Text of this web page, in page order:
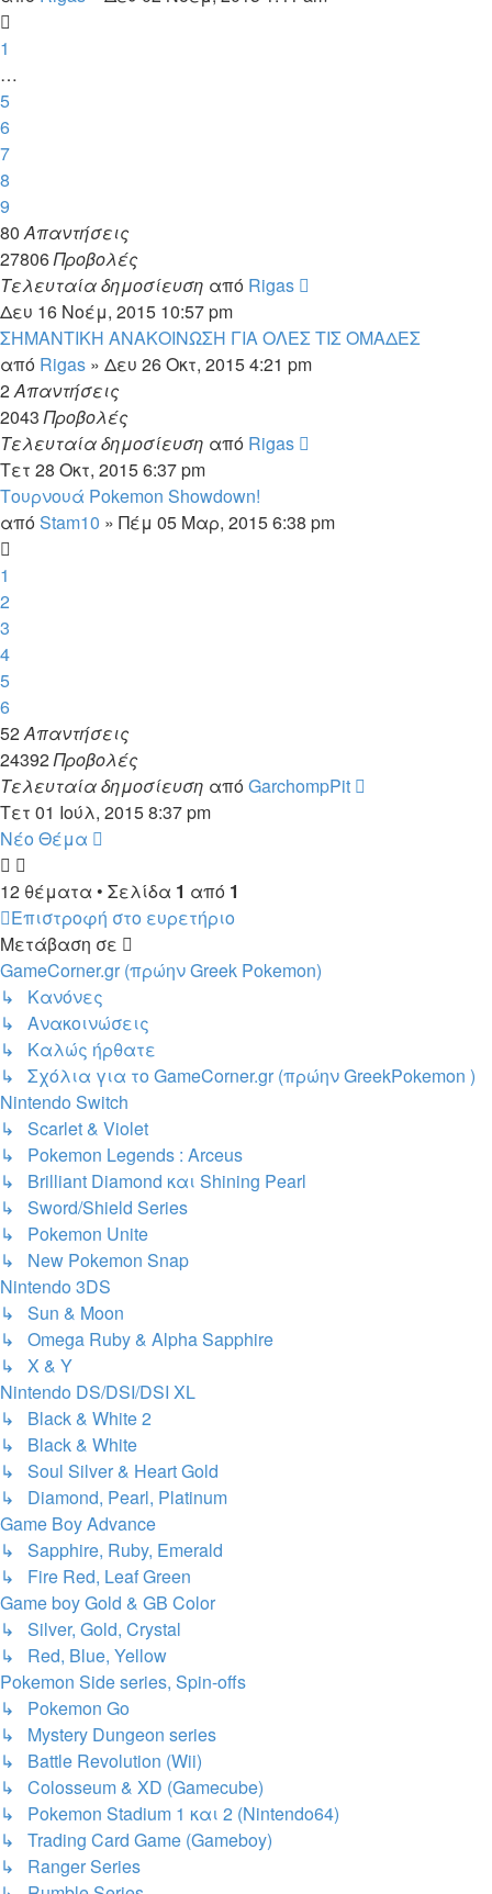
1
…
5
6
7
8
9
80Απαντήσεις
27806Προβολές
Τελευταία δημοσίευση από Rigas
Δευ 16 Νοέμ, 2015 10:57 pm
ΣΗΜΑΝΤΙΚΗ ΑΝΑΚΟΙΝΩΣΗ ΓΙΑ ΟΛΕΣ ΤΙΣ ΟΜΑΔΕΣ
από Rigas » Δευ 26 Οκτ, 2015 4:21 pm
2Απαντήσεις
2043Προβολές
Τελευταία δημοσίευση από Rigas
Τετ 28 Οκτ, 2015 6:37 pm
Τουρνουά Pokemon Showdown!
απόStam10 » Πέμ 05 Μαρ, 2015 6:38 pm
1
2
3
4
5
6
52Απαντήσεις
24392Προβολές
Τελευταία δημοσίευση απόGarchompPit
Τετ 01 Ιούλ, 2015 8:37 pm
Νέο Θέμα
12 θέματα • Σελίδα 1 από 1
Επιστροφή στο ευρετήριο
Μετάβαση σε
GameCorner.gr (πρώην Greek Pokemon)
↳ Κανόνες
↳ Ανακοινώσεις
↳ Kαλώς ήρθατε
↳ Σχόλια για το GameCorner.gr (πρώην GreekPokemon )
Nintendo Switch
↳ Scarlet & Violet
↳ Pokemon Legends : Arceus
↳ Brilliant Diamond και Shining Pearl
↳ Sword/Shield Series
↳ Pokemon Unite
↳ New Pokemon Snap
Nintendo 3DS
↳ Sun & Moon
↳ Omega Ruby & Alpha Sapphire
↳ X & Y
Nintendo DS/DSI/DSI XL
↳ Black & White 2
↳ Black & White
↳ Soul Silver & Heart Gold
↳ Diamond, Pearl, Platinum
Game Boy Advance
↳ Sapphire, Ruby, Emerald
↳ Fire Red, Leaf Green
Game boy Gold & GB Color
↳ Silver, Gold, Crystal
↳ Red, Blue, Yellow
Pokemon Side series, Spin-offs
↳ Pokemon Go
↳ Mystery Dungeon series
↳ Battle Revolution (Wii)
↳ Colosseum & XD (Gamecube)
↳ Pokemon Stadium 1 και 2 (Nintendo64)
↳ Trading Card Game (Gameboy)
↳ Ranger Series